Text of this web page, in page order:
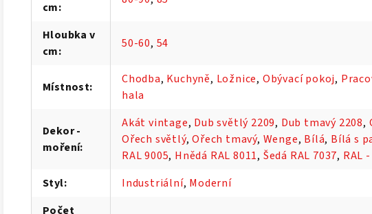
cm:
Hloubka v
cm:
50-60, 54
Místnost:
Chodba, Kuchyně, Ložnice, Obývací pokoj,
hala
Dekor -
moření:
Akát vintage, Dub světlý 2209, Dub tmavý 2208,
Ořech světlý,Ořech tmavý, Wenge, Bílá, Bílá s
RAL 9005, Hnědá RAL 8011, Šedá RAL 7037, RAL
Styl: Industriální, Moderní
Počet